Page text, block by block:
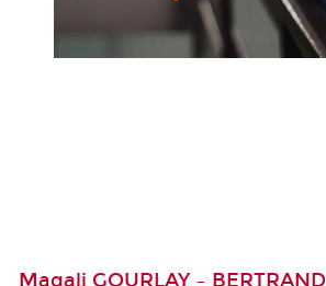
Magali GOURLAY – BERTRAND